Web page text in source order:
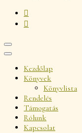
Kezdőlap
Könyvek
Könyvlista
Rendelés
Támogatás
Rólunk
Kapcsolat